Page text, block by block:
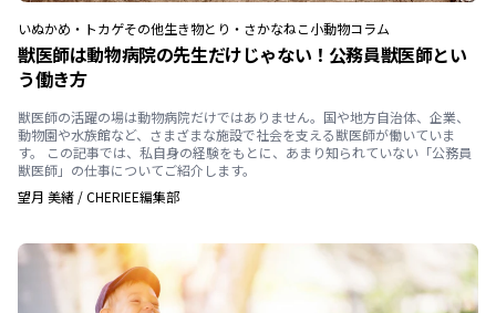
いぬかめ・トカゲその他生き物とり・さかなねこ小動物コラム
獣医師は動物病院の先生だけじゃない！公務員獣医師とい
う働き方
獣医師の活躍の場は動物病院だけではありません。国や地方自治体、企業、
動物園や水族館など、さまざまな施設で社会を支える獣医師が働いていま
す。 この記事では、私自身の経験をもとに、あまり知られていない「公務員
獣医師」の仕事についてご紹介します。
望月 美緒 /CHERIEE編集部